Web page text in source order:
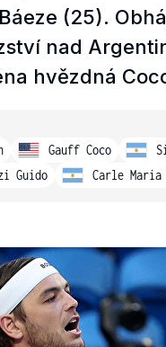
(25).
nad
hvězdná
Gauff Coco
Guido Carle Maria